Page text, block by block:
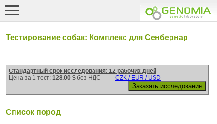
Тестирование собак: Комплекс для Сенбернар
Стандартный срок исследования: 12 рабочих дней
Цена за 1 тест: 128.00 $ без НДС CZK / EUR / USD
Список пород